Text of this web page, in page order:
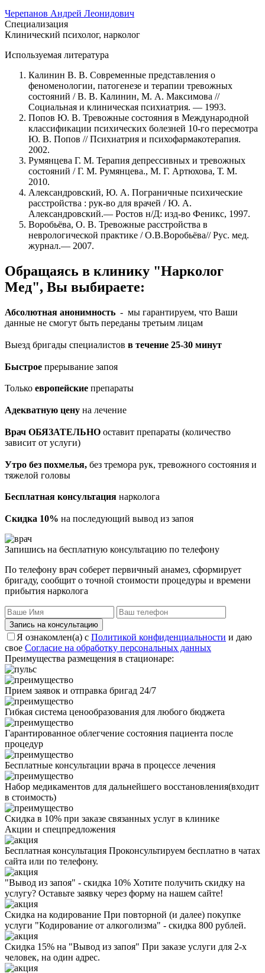
Черепанов Андрей Леонидович
Специализация
Клинический психолог, нарколог
Используемая литература
Калинин В. В. Современные представления о
феноменологии, патогенезе и терапии тревожных
состояний / В. В. Калинин, М. А. Максимова //
Социальная и клиническая психиатрия. — 1993.
Попов Ю. В. Тревожные состояния в Международной
классификации психических болезней 10-го пересмотра
Ю. В. Попов // Психиатрия и психофармакотерапия.
2002.
Румянцева Г. М. Терапия депрессивных и тревожных
состояний / Г. М. Румянцева., М. Г. Артюхова, Т. М.
2010.
Александровский, Ю. А. Пограничные психические
расстройства : рук-во для врачей / Ю. А.
Александровский.— Ростов н/Д: изд-во Феникс, 1997.
Воробьёва, О. В. Тревожные расстройства в
неврологической практике / О.В.Воробьёва// Рус. мед.
журнал.— 2007.
Обращаясь в клинику "Нарколог
Мед", Вы выбираете:
Абсолютная анонимность - мы гарантируем, что Ваши
данные не смогут быть переданы третьим лицам
Выезд бригады специалистов в течение 25-30 минут
Быстрое прерывание запоя
Только европейские препараты
Адекватную цену на лечение
Врач ОБЯЗАТЕЛЬНО оставит препараты (количество
зависит от услуги)
Утро без похмелья, без тремора рук, тревожного состояния и
тяжелой головы
Бесплатная консультация нарколога
Скидка 10% на последующий вывод из запоя
Запишись на бесплатную консультацию по телефону
По телефону врач соберет первичный анамез, сформирует
бригаду, сообщит о точной стоимости процедуры и времени
прибытия нарколога
Запись на консультацию
Я ознакомлен(а) с Политикой конфиденциальности и даю
свое Согласие на обработку персональных данных
Преимущества размещения в стационаре:
Прием заявок и отправка бригад 24/7
Гибкая система ценообразования для любого бюджета
Гарантированное облегчение состояния пациента после
процедур
Бесплатные консультации врача в процессе лечения
Набор медикаментов для дальнейшего восстановления(входит
в стоимость)
Скидка в 10% при заказе связанных услуг в клинике
Акции и спецпредложения
Бесплатная консультация Проконсультируем бесплатно в чатах
сайта или по телефону.
"Вывод из запоя" - скидка 10% Хотите получить скидку на
услугу? Оставьте заявку через форму на нашем сайте!
Скидка на кодирование При повторной (и далее) покупке
услуги "Кодирование от алкоголизма" - скидка 800 рублей.
Скидка 15% на "Вывод из запоя" При заказе услуги для 2-х
человек, на один адрес.